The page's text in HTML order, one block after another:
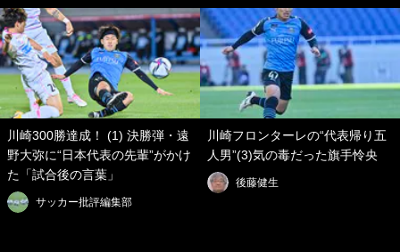
川崎300勝達成！ (1) 決勝弾・遠
野大弥に“日本代表の先輩”がかけ
た「試合後の言葉」
サッカー批評編集部
川崎フロンターレの“代表帰り五
人男”(3)気の毒だった旗手怜央
後藤健生